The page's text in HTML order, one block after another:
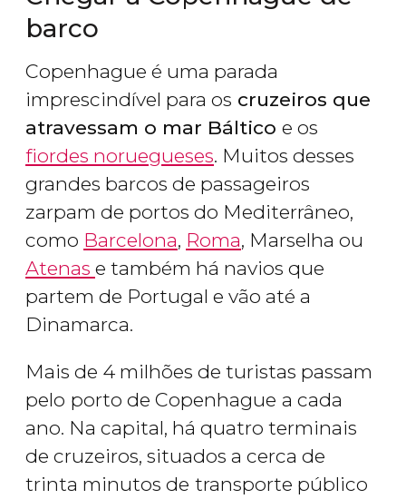
barco
Copenhague é uma parada
imprescindível para os cruzeiros que
atravessam o mar Báltico e os
fiordes noruegueses. Muitos desses
grandes barcos de passageiros
zarpam de portos do Mediterrâneo,
como Barcelona, Roma, Marselha ou
Atenas e também há navios que
partem de Portugal e vão até a
Dinamarca.
Mais de 4 milhões de turistas passam
pelo porto de Copenhague a cada
ano. Na capital, há quatro terminais
de cruzeiros, situados a cerca de
trinta minutos de transporte público